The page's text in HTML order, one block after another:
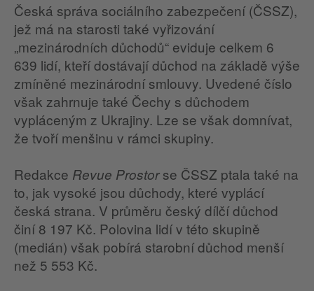
Česká správa sociálního zabezpečení (ČSSZ),
jež má na starosti také vyřizování
„mezinárodních důchodů“ eviduje celkem 6
639 lidí, kteří dostávají důchod na základě výše
zmíněné mezinárodní smlouvy. Uvedené číslo
však zahrnuje také Čechy s důchodem
vypláceným z Ukrajiny. Lze se však domnívat,
že tvoří menšinu v rámci skupiny.
Redakce Revue Prostorse ČSSZ ptala také na
to, jak vysoké jsou důchody, které vyplácí
česká strana. V průměru český dílčí důchod
činí 8 197 Kč. Polovina lidí v této skupině
(medián) však pobírá starobní důchod menší
než 5 553 Kč.